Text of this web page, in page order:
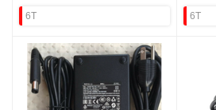
6T 6T